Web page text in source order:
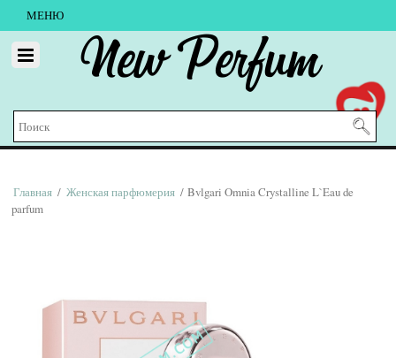
МЕНЮ
New Perfum
Главная / Женская парфюмерия / Bvlgari Omnia Crystalline L`Eau de
parfum